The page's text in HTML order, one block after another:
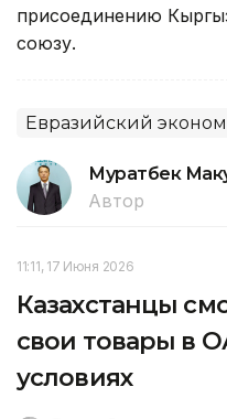
присоединению
союзу.
Евразийский
Муратбек
Автор
11:11, 17 Июня 2026
Казахстанцы
свои товары в
условиях